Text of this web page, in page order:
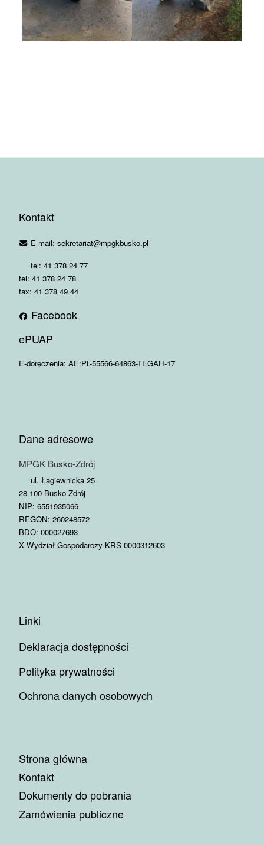
Kontakt
E-mail: sekretariat@mpgkbusko.pl
tel: 41 378 24 77
tel: 41 378 24 78
fax: 41 378 49 44
Facebook
ePUAP
E-doręczenia: AE:PL-55566-64863-TEGAH-17
Dane adresowe
MPGK Busko-Zdrój
ul. Łagiewnicka 25
28-100 Busko-Zdrój
NIP: 6551935066
REGON: 260248572
BDO: 000027693
X Wydział Gospodarczy KRS 0000312603
Linki
Deklaracja dostępności
Polityka prywatności
Ochrona danych osobowych
Strona główna
Kontakt
Dokumenty do pobrania
Zamówienia publiczne